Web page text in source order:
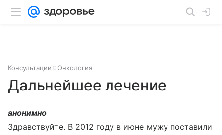
Консультации Онкология
Дальнейшее лечение
анонимно
Здравствуйте. В 2012 году в июне мужу поставили